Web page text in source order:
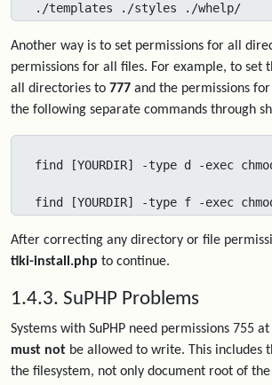
./templates ./styles ./whelp/
Another way is to set permissions for all
permissions for all files. For example, to set
all directories to 777 and the permissions
the following separate commands through
find [YOURDIR] -type d -exec
find [YOURDIR] -type f -exec
After correcting any directory or file
tiki-install.php to continue.
1.4.3. SuPHP Problems
Systems with SuPHP need permissions 755
must not be allowed to write. This includes
the filesystem, not only document root of